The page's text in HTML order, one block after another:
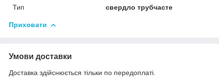
Тип
свердло трубчасте
Приховати
Умови доставки
Доставка здійснюється тільки по передоплаті.